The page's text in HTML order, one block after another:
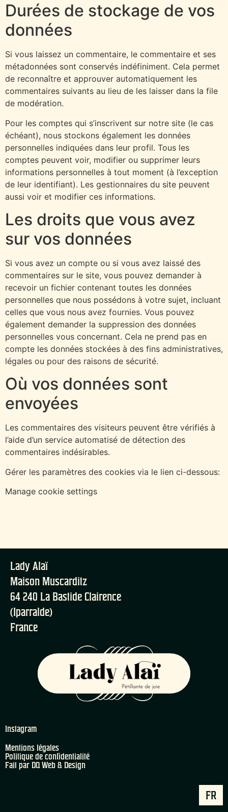
FR
ES
EN
Durées de stockage de vos
données
Si vous laissez un commentaire, le commentaire et ses
métadonnées sont conservés indéfiniment. Cela permet
de reconnaître et approuver automatiquement les
commentaires suivants au lieu de les laisser dans la file
de modération.
Pour les comptes qui s’inscrivent sur notre site (le cas
échéant), nous stockons également les données
personnelles indiquées dans leur profil. Tous les
comptes peuvent voir, modifier ou supprimer leurs
informations personnelles à tout moment (à l’exception
de leur identifiant). Les gestionnaires du site peuvent
aussi voir et modifier ces informations.
Les droits que vous avez
sur vos données
Si vous avez un compte ou si vous avez laissé des
commentaires sur le site, vous pouvez demander à
recevoir un fichier contenant toutes les données
personnelles que nous possédons à votre sujet, incluant
celles que vous nous avez fournies. Vous pouvez
également demander la suppression des données
personnelles vous concernant. Cela ne prend pas en
compte les données stockées à des fins administratives,
légales ou pour des raisons de sécurité.
Où vos données sont
envoyées
Les commentaires des visiteurs peuvent être vérifiés à
l’aide d’un service automatisé de détection des
commentaires indésirables.
Gérer les paramètres des cookies via le lien ci-dessous:
Manage cookie settings
Lady Alaï
Maison Muscarditz
64 240 La Bastide Clairence
(Iparralde)
France
Instagram
Mentions légales
Politique de confidentialité
Fait par DQ Web & Design